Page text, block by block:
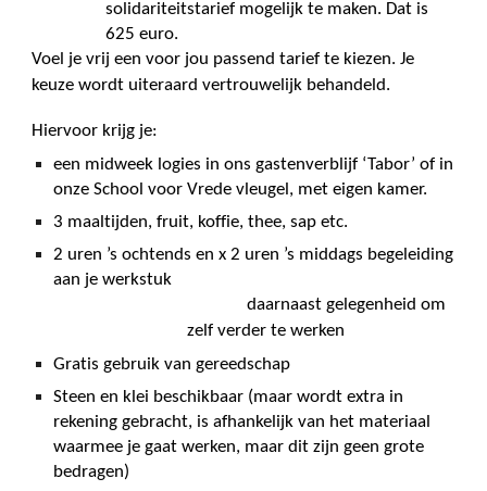
solidariteitstarief mogelijk te maken. Dat is
625 euro.
Voel je vrij een voor jou passend tarief te kiezen. Je
keuze wordt uiteraard vertrouwelijk behandeld.
Hiervoor krijg je:
een midweek logies in ons gastenverblijf ‘Tabor’ of in
onze School voor Vrede vleugel, met eigen kamer.
3 maaltijden, fruit, koffie, thee, sap etc.
2 uren ’s ochtends en x 2 uren ’s middags begeleiding
aan je werkstuk
daarnaast gelegenheid om
zelf verder te werken
Gratis gebruik van gereedschap
Steen en klei beschikbaar (maar wordt extra in
rekening gebracht, is afhankelijk van het materiaal
waarmee je gaat werken, maar dit zijn geen grote
bedragen)